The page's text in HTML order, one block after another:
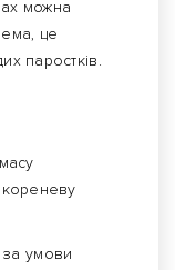
можна
це
паростків.
за умови